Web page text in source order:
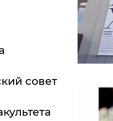
совет